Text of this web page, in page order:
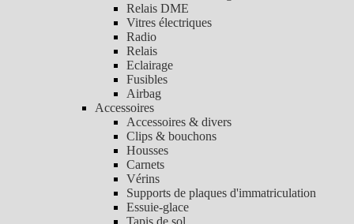
Relais DME
Vitres électriques
Radio
Relais
Eclairage
Fusibles
Airbag
Accessoires
Accessoires & divers
Clips & bouchons
Housses
Carnets
Vérins
Supports de plaques d'immatriculation
Essuie-glace
Tapis de sol